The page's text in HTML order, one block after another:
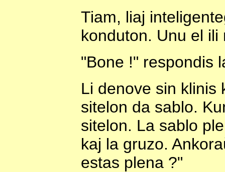
Tiam, liaj
konduton. Unu el
"Bone !" respondis
Li denove sin klinis
sitelon da sablo.
sitelon. La sablo
kaj la gruzo.
estas plena ?"